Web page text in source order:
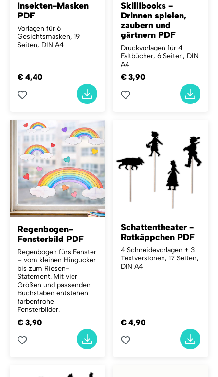
Insekten-Masken
PDF
Vorlagen für 6
Gesichtsmasken, 19
Seiten, DIN A4
€ 4,40
Skillibooks -
Drinnen spielen,
zaubern und
gärtnern PDF
Druckvorlagen für 4
Faltbücher, 6 Seiten, DIN
A4
€ 3,90
Regenbogen-
Fensterbild PDF
Regenbogen fürs Fenster
– vom kleinen Hingucker
bis zum Riesen-
Statement. Mit vier
Größen und passenden
Buchstaben entstehen
farbenfrohe
Fensterbilder.
€ 3,90
Schattentheater -
Rotkäppchen PDF
4 Schneidevorlagen + 3
Textversionen, 17 Seiten,
DIN A4
€ 4,90